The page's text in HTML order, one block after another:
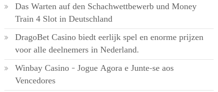
Das Warten auf den Schachwettbewerb und Money
Train 4 Slot in Deutschland
DragoBet Casino biedt eerlijk spel en enorme prijzen
voor alle deelnemers in Nederland.
Winbay Casino – Jogue Agora e Junte-se aos
Vencedores